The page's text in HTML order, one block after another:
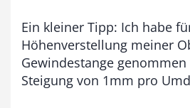
Ein kleiner Tipp: Ich habe
Höhenverstellung meiner
Gewindestange
Steigung von 1mm pro